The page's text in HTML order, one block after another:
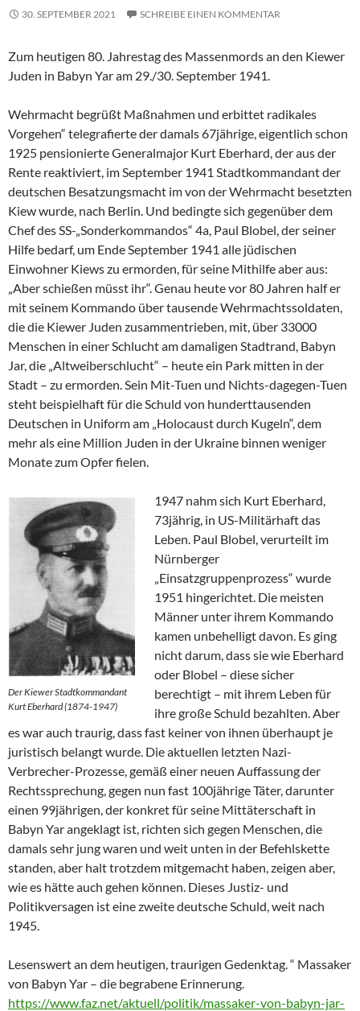
30. SEPTEMBER 2021 SCHREIBE EINEN KOMMENTAR
Zum heutigen 80. Jahrestag des Massenmords an den Kiewer
Juden in Babyn Yar am 29./30. September 1941.
Wehrmacht begrüßt Maßnahmen und erbittet radikales
Vorgehen“ telegrafierte der damals 67jährige, eigentlich schon
1925 pensionierte Generalmajor Kurt Eberhard, der aus der
Rente reaktiviert, im September 1941 Stadtkommandant der
deutschen Besatzungsmacht im von der Wehrmacht besetzten
Kiew wurde, nach Berlin. Und bedingte sich gegenüber dem
Chef des SS-„Sonderkommandos“ 4a, Paul Blobel, der seiner
Hilfe bedarf, um Ende September 1941 alle jüdischen
Einwohner Kiews zu ermorden, für seine Mithilfe aber aus:
„Aber schießen müsst ihr“. Genau heute vor 80 Jahren half er
mit seinem Kommando über tausende Wehrmachtssoldaten,
die die Kiewer Juden zusammentrieben, mit, über 33000
Menschen in einer Schlucht am damaligen Stadtrand, Babyn
Jar, die „Altweiberschlucht“ – heute ein Park mitten in der
Stadt – zu ermorden. Sein Mit-Tuen und Nichts-dagegen-Tuen
steht beispielhaft für die Schuld von hunderttausenden
Deutschen in Uniform am „Holocaust durch Kugeln“, dem
mehr als eine Million Juden in der Ukraine binnen weniger
Monate zum Opfer fielen.
Der Kiewer Stadtkommandant
Kurt Eberhard (1874-1947)
1947 nahm sich Kurt Eberhard,
73jährig, in US-Militärhaft das
Leben. Paul Blobel, verurteilt im
Nürnberger
„Einsatzgruppenprozess“ wurde
1951 hingerichtet. Die meisten
Männer unter ihrem Kommando
kamen unbehelligt davon. Es ging
nicht darum, dass sie wie Eberhard
oder Blobel – diese sicher
berechtigt – mit ihrem Leben für
ihre große Schuld bezahlten. Aber
es war auch traurig, dass fast keiner von ihnen überhaupt je
juristisch belangt wurde. Die aktuellen letzten Nazi-
Verbrecher-Prozesse, gemäß einer neuen Auffassung der
Rechtssprechung, gegen nun fast 100jährige Täter, darunter
einen 99jährigen, der konkret für seine Mittäterschaft in
Babyn Yar angeklagt ist, richten sich gegen Menschen, die
damals sehr jung waren und weit unten in der Befehlskette
standen, aber halt trotzdem mitgemacht haben, zeigen aber,
wie es hätte auch gehen können. Dieses Justiz- und
Politikversagen ist eine zweite deutsche Schuld, weit nach
1945.
Lesenswert an dem heutigen, traurigen Gedenktag. “ Massaker
von Babyn Yar – die begrabene Erinnerung.
https://www.faz.net/aktuell/politik/massaker-von-babyn-jar-